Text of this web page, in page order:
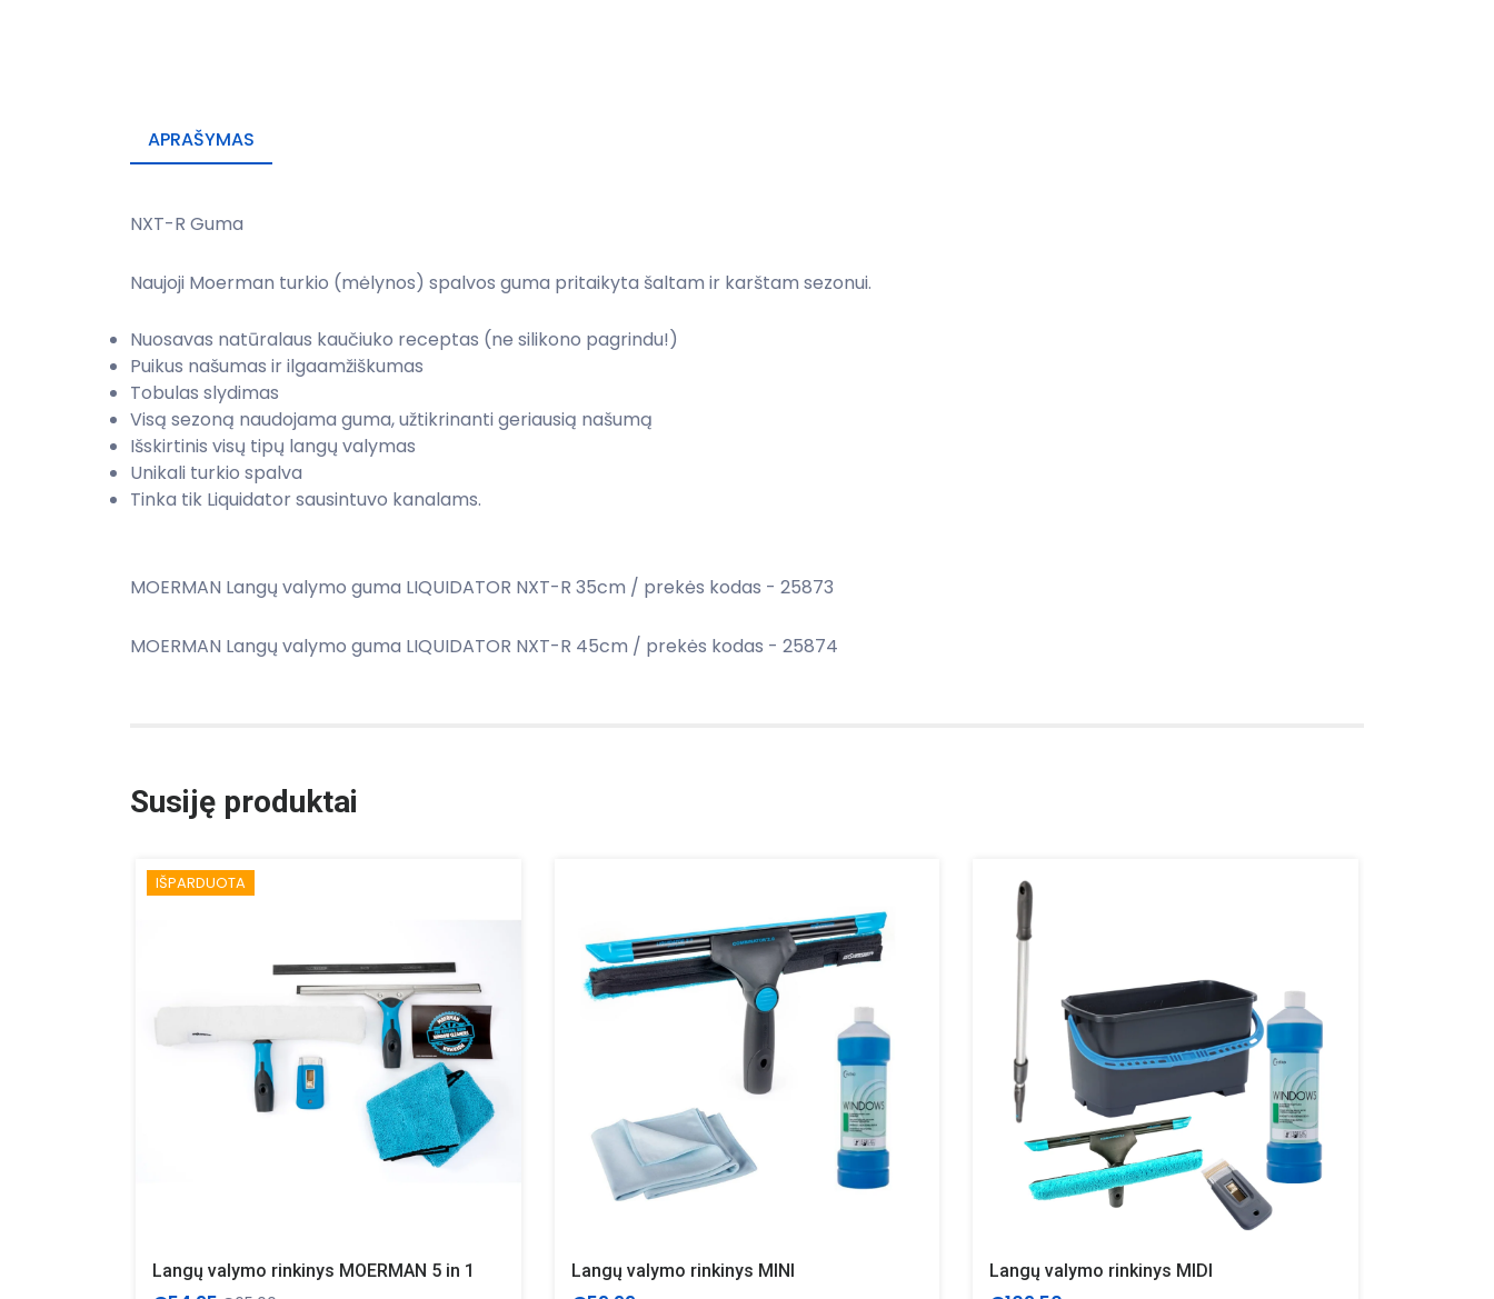
APRAŠYMAS
NXT-R Guma
Naujoji Moerman turkio (mėlynos) spalvos guma pritaikyta šaltam ir karštam sezonui.
Nuosavas natūralaus kaučiuko receptas (ne silikono pagrindu!)
Puikus našumas ir ilgaamžiškumas
Tobulas slydimas
Visą sezoną naudojama guma, užtikrinanti geriausią našumą
Išskirtinis visų tipų langų valymas
Unikali turkio spalva
Tinka tik Liquidator sausintuvo kanalams.
MOERMAN Langų valymo guma LIQUIDATOR NXT-R 35cm / prekės kodas - 25873
MOERMAN Langų valymo guma LIQUIDATOR NXT-R 45cm / prekės kodas - 25874
Susiję produktai
IŠPARDUOTA
Langų valymo rinkinys MOERMAN 5 in 1 Langų valymo rinkinys MINI Langų valymo rinkinys MIDI